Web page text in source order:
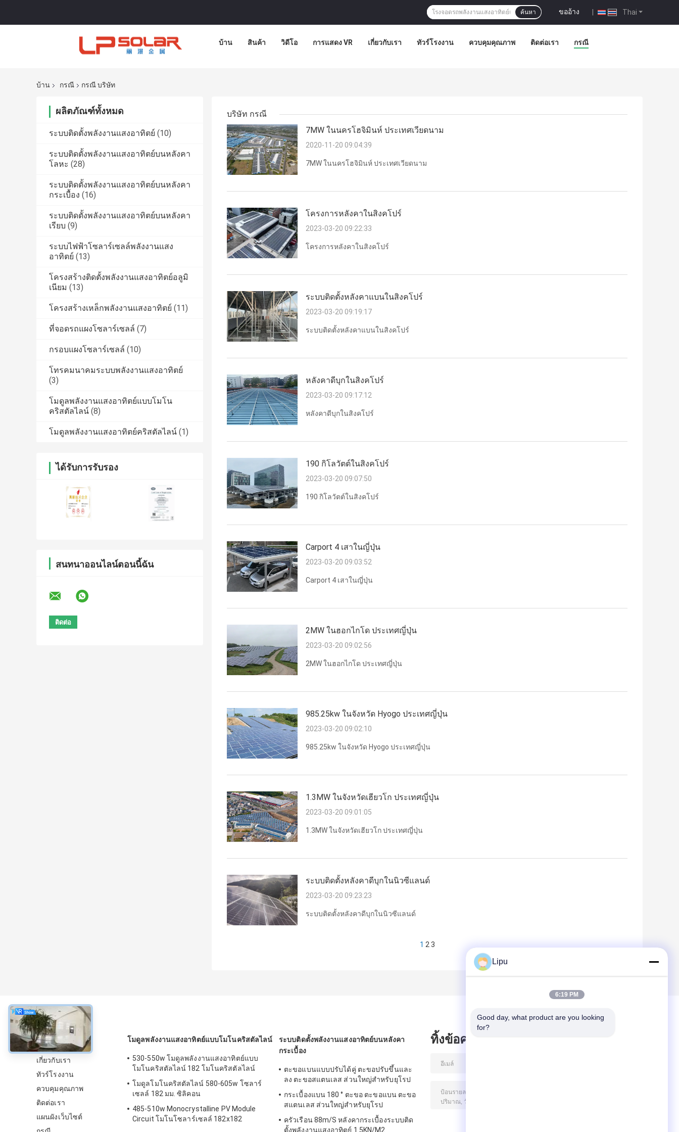
Thai
ขออ้าง |
ค้นหา
บ้าน สินค้า วิดีโอ การแสดง VR เกี่ยวกับเรา ทัวร์โรงงาน ควบคุมคุณภาพ ติดต่อเรา กรณี
บ้าน กรณี กรณี บริษัท
ผลิตภัณฑ์ทั้งหมด
ระบบติดตั้งพลังงานแสงอาทิตย์ (10)
ระบบติดตั้งพลังงานแสงอาทิตย์บนหลังคา
โลหะ (28)
ระบบติดตั้งพลังงานแสงอาทิตย์บนหลังคา
กระเบื้อง (16)
ระบบติดตั้งพลังงานแสงอาทิตย์บนหลังคา
เรียบ (9)
ระบบไฟฟ้าโซลาร์เซลล์พลังงานแสง
อาทิตย์ (13)
โครงสร้างติดตั้งพลังงานแสงอาทิตย์อลูมิ
เนียม (13)
โครงสร้างเหล็กพลังงานแสงอาทิตย์ (11)
ที่จอดรถแผงโซลาร์เซลล์ (7)
กรอบแผงโซลาร์เซลล์ (10)
โทรคมนาคมระบบพลังงานแสงอาทิตย์
(3)
โมดูลพลังงานแสงอาทิตย์แบบโมโน
คริสตัลไลน์ (8)
โมดูลพลังงานแสงอาทิตย์คริสตัลไลน์ (1)
ได้รับการรับรอง
สนทนาออนไลน์ตอนนี้ฉัน
บริษัท กรณี
7MW ในนครโฮจิมินห์ ประเทศเวียดนาม
2020-11-20 09:04:39
7MW ในนครโฮจิมินห์ ประเทศเวียดนาม
โครงการหลังคาในสิงคโปร์
2023-03-20 09:22:33
โครงการหลังคาในสิงคโปร์
ระบบติดตั้งหลังคาแบนในสิงคโปร์
2023-03-20 09:19:17
ระบบติดตั้งหลังคาแบนในสิงคโปร์
หลังคาดีบุกในสิงคโปร์
2023-03-20 09:17:12
หลังคาดีบุกในสิงคโปร์
190 กิโลวัตต์ในสิงคโปร์
2023-03-20 09:07:50
190 กิโลวัตต์ในสิงคโปร์
Carport 4 เสาในญี่ปุ่น
2023-03-20 09:03:52
Carport 4 เสาในญี่ปุ่น
2MW ในฮอกไกโด ประเทศญี่ปุ่น
2023-03-20 09:02:56
2MW ในฮอกไกโด ประเทศญี่ปุ่น
985.25kw ในจังหวัด Hyogo ประเทศญี่ปุ่น
2023-03-20 09:02:10
985.25kw ในจังหวัด Hyogo ประเทศญี่ปุ่น
1.3MW ในจังหวัดเฮียวโก ประเทศญี่ปุ่น
2023-03-20 09:01:05
1.3MW ในจังหวัดเฮียวโก ประเทศญี่ปุ่น
ระบบติดตั้งหลังคาดีบุกในนิวซีแลนด์
2023-03-20 09:23:23
ระบบติดตั้งหลังคาดีบุกในนิวซีแลนด์
1 2 3
เกี่ยวกับ
เกี่ยวกับเรา
ทัวร์โรงงาน
ควบคุมคุณภาพ
ติดต่อเรา
แผนผังเว็บไซต์
โมดูลพลังงานแสงอาทิตย์แบบโมโนคริสตัลไลน์
530-550w โมดูลพลังงานแสงอาทิตย์แบบ
โมโนคริสตัลไลน์ 182 โมโนคริสตัลไลน์
โมดูลโมโนคริสตัลไลน์ 580-605w โซลาร์
เซลล์ 182 มม. ซิลิคอน
485-510w Monocrystalline PV Module
Circuit โมโนโซลาร์เซลล์ 182x182
ระบบติดตั้งพลังงานแสงอาทิตย์บนหลังคา
กระเบื้อง
ตะขอแบนแบบปรับได้คู่ ตะขอปรับขึ้นและ
ลง ตะขอสแตนเลส ส่วนใหญ่สำหรับยุโรป
กระเบื้องแบน 180 ° ตะขอ ตะขอแบน ตะขอ
สแตนเลส ส่วนใหญ่สำหรับยุโรป
ครัวเรือน 88m/S หลังคากระเบื้องระบบติด
ตั้งพลังงานแสงอาทิตย์ 1.5KN/M2
ทิ้งข้อความไว้
Lipu
6:19 PM
Good day, what product are you looking
for?